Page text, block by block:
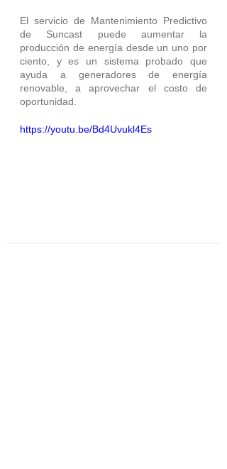
El servicio de Mantenimiento Predictivo
de Suncast puede aumentar la
producción de energía desde un uno por
ciento, y es un sistema probado que
ayuda a generadores de energía
renovable, a aprovechar el costo de
oportunidad.
https://youtu.be/Bd4Uvukl4Es